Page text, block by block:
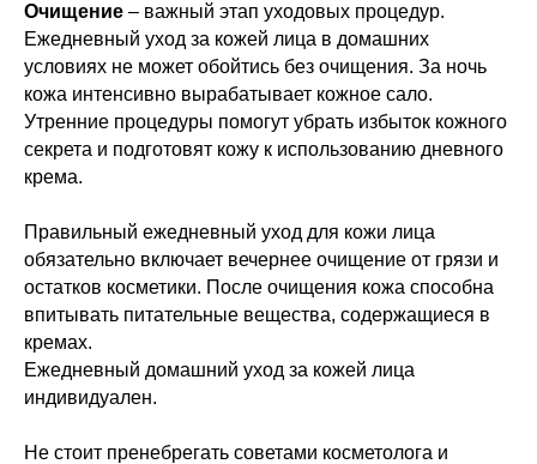
Очищение – важный этап уходовых процедур.
Ежедневный уход за кожей лица в домашних
условиях не может обойтись без очищения. За ночь
кожа интенсивно вырабатывает кожное сало.
Утренние процедуры помогут убрать избыток кожного
секрета и подготовят кожу к использованию дневного
крема.
Правильный ежедневный уход для кожи лица
обязательно включает вечернее очищение от грязи и
остатков косметики. После очищения кожа способна
впитывать питательные вещества, содержащиеся в
кремах.
Ежедневный домашний уход за кожей лица
индивидуален.
Не стоит пренебрегать советами косметолога и